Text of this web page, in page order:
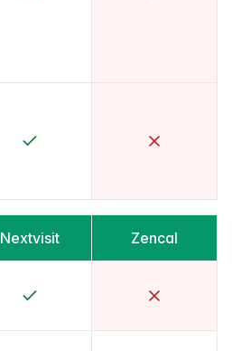
Nextvisit Zencal